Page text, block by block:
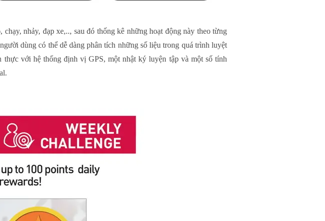
nhảy, đạp xe,.., sau đó thống kê những hoạt động này theo từng
dùng có thể dễ dàng phân tích những số liệu trong quá trình luyệt
với hệ thống định vị GPS, một nhật ký luyện tập và một số tính